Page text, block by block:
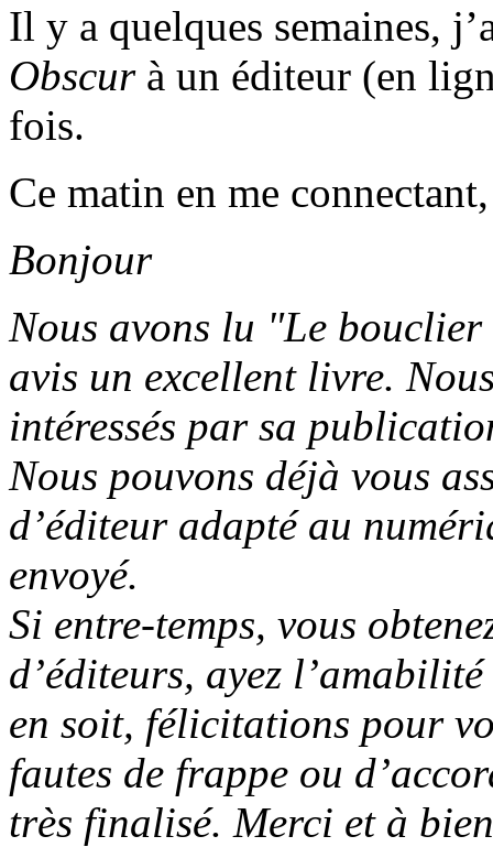
Il y a quelques semaines,
Obscurà un éditeur (en
fois.
Ce matin en me
Bonjour
Nous avons lu "Le
avis un excellent livre.
intéressés par sa
Nous pouvons déjà vous
d’éditeur adapté au
envoyé.
Si entre-temps, vous
d’éditeurs, ayez
en soit, félicitations pour
fautes de frappe ou
très finalisé. Merci et à